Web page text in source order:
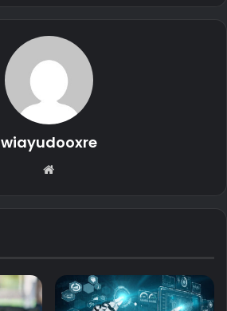
wiayudooxre